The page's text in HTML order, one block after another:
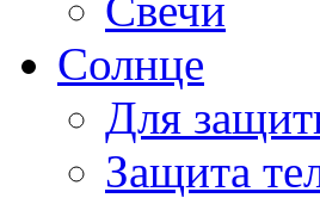
Солнце
Для
Защита